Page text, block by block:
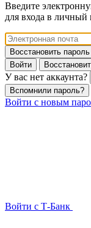
Введите
для входа в личный
Восстановить пароль
Войти
У вас нет аккаунта?
Вспомнили пароль?
Войти с новым
Войти с Т-Банк